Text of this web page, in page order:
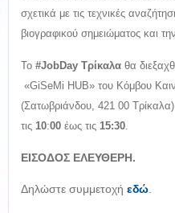
σχετικά με τις τεχνικές
βιογραφικού σημειώματος και
Το #JobDay Τρίκαλα θα
«GiSeMi HUB» του Κόμβου
(Σατωβριάνδου, 421 00 Τρίκαλα)
τις 10:00 έως τις 15:30.
ΕΙΣΟΔΟΣ ΕΛΕΥΘΕΡΗ.
Δηλώστε συμμετοχή εδώ